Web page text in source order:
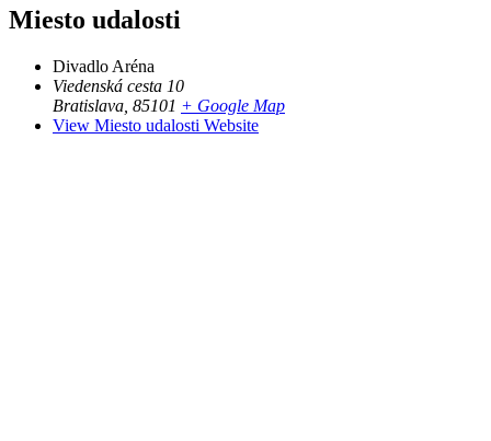
Miesto udalosti
Divadlo Aréna
Viedenská cesta 10
Bratislava 85101 + Google Map
View Miesto udalosti Website